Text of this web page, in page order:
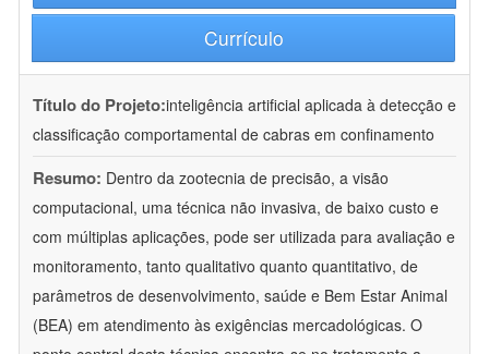
Currículo
Título do Projeto:inteligência artificial aplicada à detecção e
classificação comportamental de cabras em confinamento
Resumo: Dentro da zootecnia de precisão, a visão
computacional, uma técnica não invasiva, de baixo custo e
com múltiplas aplicações, pode ser utilizada para avaliação e
monitoramento, tanto qualitativo quanto quantitativo, de
parâmetros de desenvolvimento, saúde e Bem Estar Animal
(BEA) em atendimento às exigências mercadológicas. O